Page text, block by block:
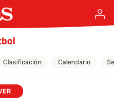
Clasificación Calendario